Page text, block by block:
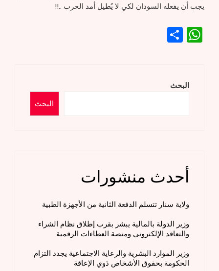
يجب أن يفعله السودان لكي لا يُطيل أمد الحرب ..!!
WhatsApp
البحث
البحث
أحدث منشورات
ولاية سنار تتسلم الدفعة الثانية من الأجهزة الطبية
وزير الدولة بالمالية يبشر بقرب إطلاق نظام الشراء
والتعاقد الإلكتروني ومنصة العطاءات الرقمية
وزير الموارد البشرية والرعاية الاجتماعية يجدد التزام
الحكومة بحقوق الأشخاص ذوي الإعاقة